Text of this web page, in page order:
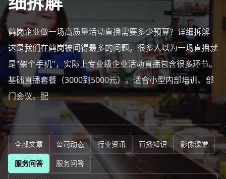
鹤岗企业做一场高质量活动直播需要多少预算？详细拆解
这是我们在鹤岗被问得最多的问题。很多人以为一场直播就
是"架个手机"，实际上专业级企业活动直播包含很多环节。
基础直播套餐（3000到5000元）。适合小型内部培训、部
门会议。配
全部文章 公司动态 行业资讯 直播知识
影像课堂
服务问答
服务问答